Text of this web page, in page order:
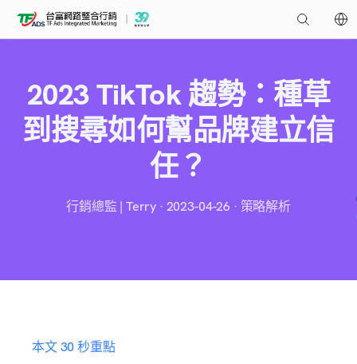
2023 TikTok 趨勢：種草
到搜尋如何幫品牌建立信
任？
行銷總監 | Terry · 2023-04-26 · 策略解析
本文 30 秒重點